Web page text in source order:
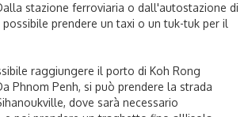
stazione ferroviaria o dall'autostazione di
prendere un taxi o un tuk-tuk per il
raggiungere il porto di Koh Rong
Phnom Penh, si può prendere la strada
dove sarà necessario